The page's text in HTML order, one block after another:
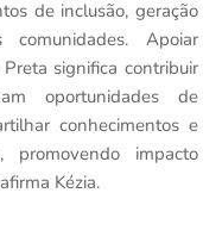
de inclusão, geração
Apoiar
significa contribuir
oportunidades de
conhecimentos e
promovendo impacto
Kézia.